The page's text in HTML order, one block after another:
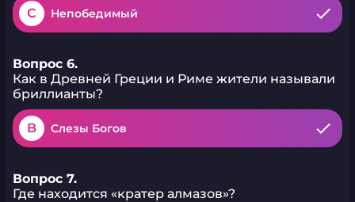
C Непобедимый
Вопрос 6.
Как в Древней Греции и Риме жители называли
бриллианты?
B Слезы Богов
Вопрос 7.
Где находится «кратер алмазов»?